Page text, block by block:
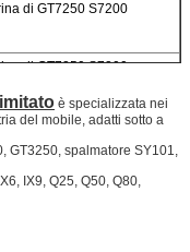
di GT7250 S7200
di GT7250 S7200
GT-1000
S-91
è specializzata nei
del mobile, adatti sotto a
GT3250, spalmatore SY101,
IX9, Q25, Q50, Q80,